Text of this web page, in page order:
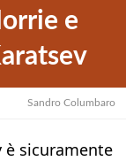
e
Sandro Columbaro
è sicuramente